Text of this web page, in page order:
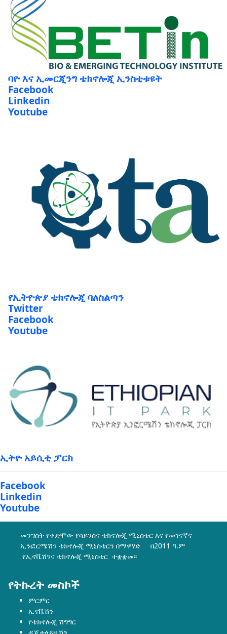
ባዮ እና ኢመርጂንግ ቴክኖሎጂ ኢንስቲቱዩት
Facebook
Linkedin
Youtube
የኢትዮጵያ ቴክኖሎጂ ባለስልጣን
Twitter
Facebook
Youtube
ኢትዮ አይሲቲ ፓርክ
Facebook
Linkedin
Youtube
መንግስት የቀድሞው የሳይንስና ቴክኖሎጂ ሚኒስቴር እና የመገናኛና
ኢንፎርሜሽን ቴክኖሎጂ ሚኒስቴርን በማዋሃድ በ2011 ዓ.ም
የኢኖቬሽንና ቴክኖሎጂ ሚኒስቴር ተቋቋመ፡፡
የትኩረት መስኮች
ምርምር
ኢኖቬሽን
የቴክኖሎጂ ሽግግር